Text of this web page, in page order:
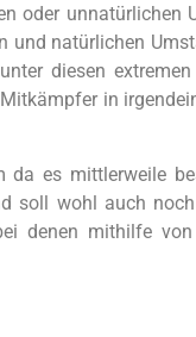
oder unnatürlichen
und natürlichen
diesen extremen
in
es mittlerweile
soll wohl auch
denen mithilfe